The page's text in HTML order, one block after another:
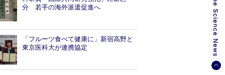
分 若手の海外派遣促進へ
「フルーツ食べて健康に」新宿高野と
東京医科大が連携協定